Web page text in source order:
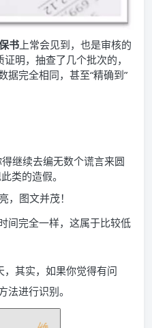
书 上常会见到，也是审核的
明，抽查了几个批次的，
据完全相同，甚至“精确到”
继续去编无数个谎言来圆
类的造假。
图文并茂！
间完全一样，这属于比较低
，其实，如果你觉得有问
法进行识别。